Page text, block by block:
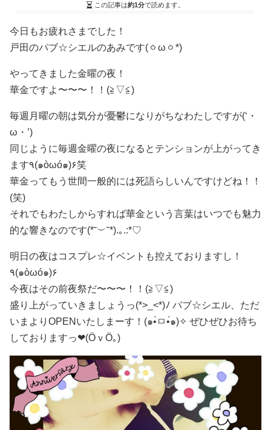
この記事は約1分で読めます。
今日もお疲れさまでした！
戸田のパブ☆シエルのあみです(ㆁωㆁ*)
やってきました金曜の夜！
華金ですよ〜〜〜！！(≧▽≦)
毎週月曜の朝は気分が憂鬱になりがちなわたしですが(‘・
ω・’)
同じように毎週金曜の夜になるとテンションが上がってき
ます٩(๑òωó๑)۶笑
華金ってもう世間一般的には死語らしいんですけどね！！
(笑)
それでもわたしからすれば華金という言葉はいつでも魅力
的な響きなのです(*˘︶˘*).｡.:*♡
明日の夜はコスプレ☆イベントも控えておりますし！
٩(๑òωó๑)۶
今夜はその前夜祭だ〜〜〜！！(≧▽≦)
盛り上がっていきましょうっ(*>_<*)ﾉ パブ☆シエル、ただ
いまよりOPENいたしまーす！(๑•̀ㅁ•́๑)✧ ぜひぜひお待ち
しておりますっ❤(ӦｖӦ｡)